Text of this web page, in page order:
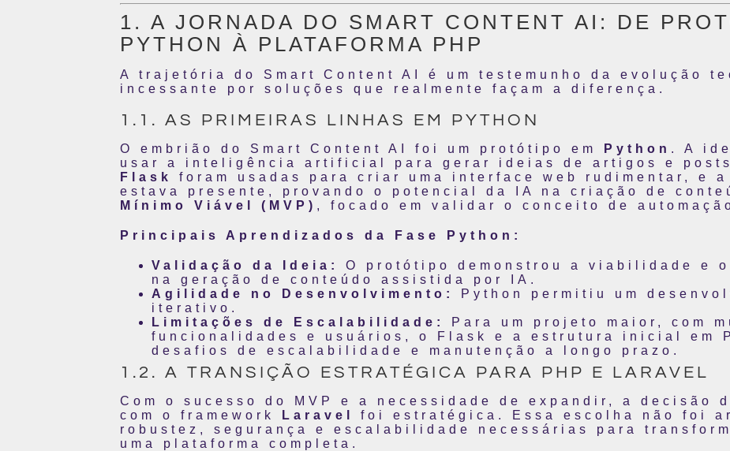
1. A JORNADA DO SMART CONTENT AI: DE
PYTHON À PLATAFORMA PHP
A trajetória do Smart Content AI é um testemunho da evolução
incessante por soluções que realmente façam a diferença.
1.1. AS PRIMEIRAS LINHAS EM PYTHON
O embrião do Smart Content AI foi um protótipo em Python . A
usar a inteligência artificial para gerar ideias de artigos e
Flask
foram usadas para criar uma interface web rudimentar, e a
estava presente, provando o potencial da IA na criação de
Mínimo Viável (MVP) , focado em validar o conceito de
Principais Aprendizados da Fase Python:
Validação da Ideia:
O protótipo demonstrou a viabilidade e
na geração de conteúdo assistida por IA.
Agilidade no Desenvolvimento:
Python permitiu um
iterativo.
Limitações de Escalabilidade:
Para um projeto maior, com
funcionalidades e usuários, o Flask e a estrutura inicial em
desafios de escalabilidade e manutenção a longo prazo.
1.2. A TRANSIÇÃO ESTRATÉGICA PARA PHP E LARAVEL
Com o sucesso do MVP e a necessidade de expandir, a decisão
com o framework
Laravel
foi estratégica. Essa escolha não foi
robustez, segurança e escalabilidade necessárias para
uma plataforma completa.